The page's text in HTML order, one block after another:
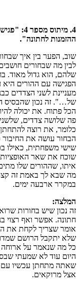
4. מיתוס
ההזמנות לחתונה".
שוב, הפער בין איך
לבין מה שבחורים
שלהם, הוא גדול מאוד.
הפגישה עם ההורים היא
מעניינת לשני הצדדים
של…". זה נכון שהבסיס
הכל פתוח. את יכולה
פה שלושה צדדים,
כלומר, את רוצה
הבחור עושה את החיבור
שישי משפחתית, כאילו
שוכח את שאר
איתו, שההורים שלו
מה שבא לך באמת זה
במקרר ארבעה ימים.
המלצה:
זה נכון שיש בחורות
חתונה. אפשר ואף רצוי
אומר שצריך לקחת את
שלא יתקבל הרושם
כל מה שנאמר על
היום עוד לא שמעתי
שאתה מתחתן עכשיו עם
אצל מרוקאים.